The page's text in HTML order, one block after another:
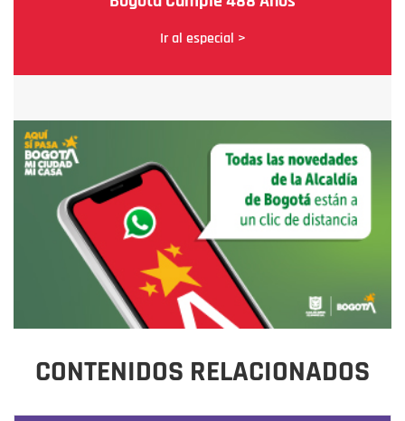
Ir al especial >
CONTENIDOS RELACIONADOS